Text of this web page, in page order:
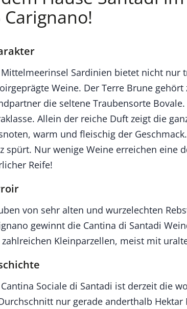
Sardinien bietet nicht nur
Weine. Der Terre Brune
die seltene Traubensorte
Allein der reiche Duft zeigt die
warm und fleischig der
spürt. Nur wenige Weine erreichen eine
Reife!
von sehr alten und wurzelechten
gewinnt die Cantina di Santadi
zahlreichen Kleinparzellen, meist mit
Sociale di Santadi ist derzeit die
nur gerade anderthalb Hektar